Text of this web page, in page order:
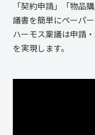
「契約申請」「物品
議書を簡単にペーパー
ハーモス稟議は申請
を実現します。